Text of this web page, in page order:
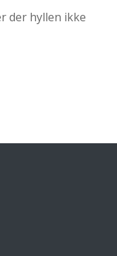
der hyllen ikke